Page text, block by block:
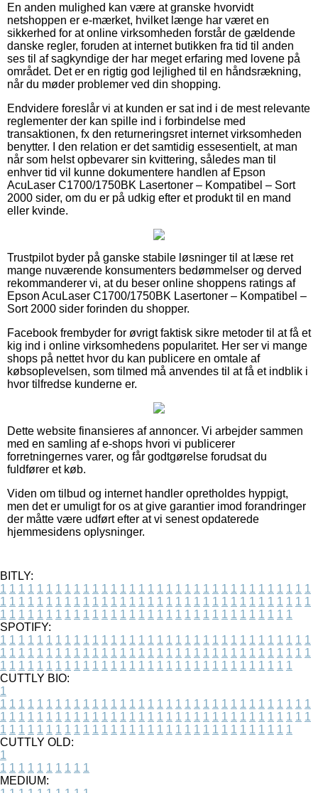
En anden mulighed kan være at granske hvorvidt
netshoppen er e-mærket, hvilket længe har været en
sikkerhed for at online virksomheden forstår de gældende
danske regler, foruden at internet butikken fra tid til anden
ses til af sagkyndige der har meget erfaring med lovene på
området. Det er en rigtig god lejlighed til en håndsrækning,
når du møder problemer ved din shopping.
Endvidere foreslår vi at kunden er sat ind i de mest relevante
reglementer der kan spille ind i forbindelse med
transaktionen, fx den returneringsret internet virksomheden
benytter. I den relation er det samtidig essesentielt, at man
når som helst opbevarer sin kvittering, således man til
enhver tid vil kunne dokumentere handlen af Epson
AcuLaser C1700/1750BK Lasertoner – Kompatibel – Sort
2000 sider, om du er på udkig efter et produkt til en mand
eller kvinde.
Trustpilot byder på ganske stabile løsninger til at læse ret
mange nuværende konsumenters bedømmelser og derved
rekommanderer vi, at du beser online shoppens ratings af
Epson AcuLaser C1700/1750BK Lasertoner – Kompatibel –
Sort 2000 sider forinden du shopper.
Facebook frembyder for øvrigt faktisk sikre metoder til at få et
kig ind i online virksomhedens popularitet. Her ser vi mange
shops på nettet hvor du kan publicere en omtale af
købsoplevelsen, som tilmed må anvendes til at få et indblik i
hvor tilfredse kunderne er.
Dette website finansieres af annoncer. Vi arbejder sammen
med en samling af e-shops hvori vi publicerer
forretningernes varer, og får godtgørelse forudsat du
fuldfører et køb.
Viden om tilbud og internet handler opretholdes hyppigt,
men det er umuligt for os at give garantier imod forandringer
der måtte være udført efter at vi senest opdaterede
hjemmesidens oplysninger.
BITLY:
1 1 1 1 1 1 1 1 1 1 1 1 1 1 1 1 1 1 1 1 1 1 1 1 1 1 1 1 1 1 1 1 1 1
1 1 1 1 1 1 1 1 1 1 1 1 1 1 1 1 1 1 1 1 1 1 1 1 1 1 1 1 1 1 1 1 1 1
1 1 1 1 1 1 1 1 1 1 1 1 1 1 1 1 1 1 1 1 1 1 1 1 1 1 1 1 1 1 1 1
SPOTIFY:
1 1 1 1 1 1 1 1 1 1 1 1 1 1 1 1 1 1 1 1 1 1 1 1 1 1 1 1 1 1 1 1 1 1
1 1 1 1 1 1 1 1 1 1 1 1 1 1 1 1 1 1 1 1 1 1 1 1 1 1 1 1 1 1 1 1 1 1
1 1 1 1 1 1 1 1 1 1 1 1 1 1 1 1 1 1 1 1 1 1 1 1 1 1 1 1 1 1 1 1
CUTTLY BIO:
1
1 1 1 1 1 1 1 1 1 1 1 1 1 1 1 1 1 1 1 1 1 1 1 1 1 1 1 1 1 1 1 1 1 1
1 1 1 1 1 1 1 1 1 1 1 1 1 1 1 1 1 1 1 1 1 1 1 1 1 1 1 1 1 1 1 1 1 1
1 1 1 1 1 1 1 1 1 1 1 1 1 1 1 1 1 1 1 1 1 1 1 1 1 1 1 1 1 1 1 1
CUTTLY OLD:
1
1 1 1 1 1 1 1 1 1 1
MEDIUM: